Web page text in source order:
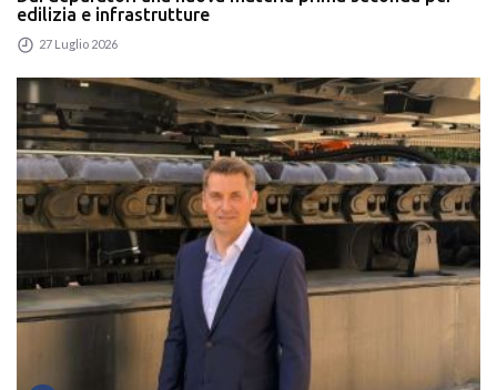
edilizia e infrastrutture
27 Luglio 2026